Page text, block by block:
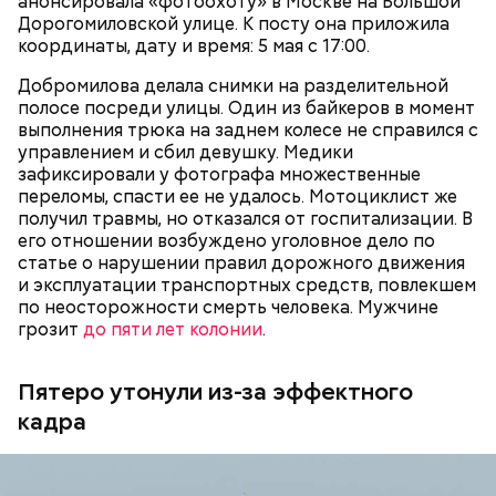
Дорогомиловской улице. К посту она приложила
координаты, дату и время: 5 мая с 17:00.
Добромилова делала снимки на разделительной
полосе посреди улицы. Один из байкеров в момент
выполнения трюка на заднем колесе не справился с
управлением и сбил девушку. Медики
зафиксировали у фотографа множественные
переломы, спасти ее не удалось. Мотоциклист же
получил травмы, но отказался от госпитализации. В
его отношении возбуждено уголовное дело по
статье о нарушении правил дорожного движения
и эксплуатации транспортных средств, повлекшем
по неосторожности смерть человека. Мужчине
грозит до пяти лет колонии.
Пятеро утонули из-за эффектного
кадра
— Гасанов предложил переоформить на меня
объект недвижимости… у меня всякие попытки
были отказаться, на что мне показывали бумажку,
что в рамках уголовного дела у него (Гасанова —
прим. «ВМ») нет долгов перед государством,
вопросов по объекту недвижимости тоже нет, —
рассказывал позднее«покупатель» квартирына
суде.
Позднее Миссюра рассказывал, что травил отчима
из мести, но не планировал его убивать. Теперь же
подозреваемый уверен, что мужчина напрямую
влияет на ход расследования с помощью денег и
связей, препятствует общению пасынка с матерью.
очень тепло отзывается о своем приятеле
Константине, отрицает причастность к его смерти
и говорит, что следователи «пытаются
осквернить» их дружбу.